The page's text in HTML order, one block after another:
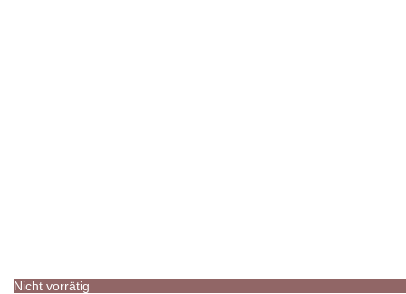
Nicht vorrätig